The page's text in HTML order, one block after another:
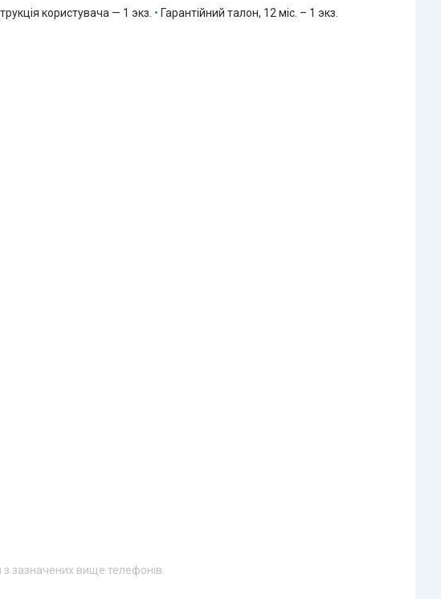
користувача — 1 экз. • Гарантійний талон, 12 міс. – 1 экз.
зазначених вище телефонів.